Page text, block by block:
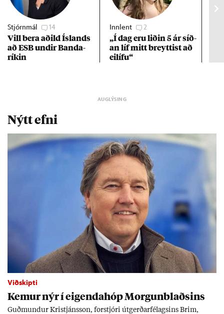
Stjórnmál 14
Vill bera að­ild Ís­lands
að ESB und­ir Banda­
rík­in
Innlent 2
„Í dag eru lið­in 5 ár síð­
an líf mitt breytt­ist að
ei­lífu“
Nýtt efni
Viðskipti
Kem­ur nýr í eig­enda­hóp Morg­un­blaðs­ins
Guð­mund­ur Kristjáns­son, for­stjóri út­gerð­ar­fé­lags­ins Brim,